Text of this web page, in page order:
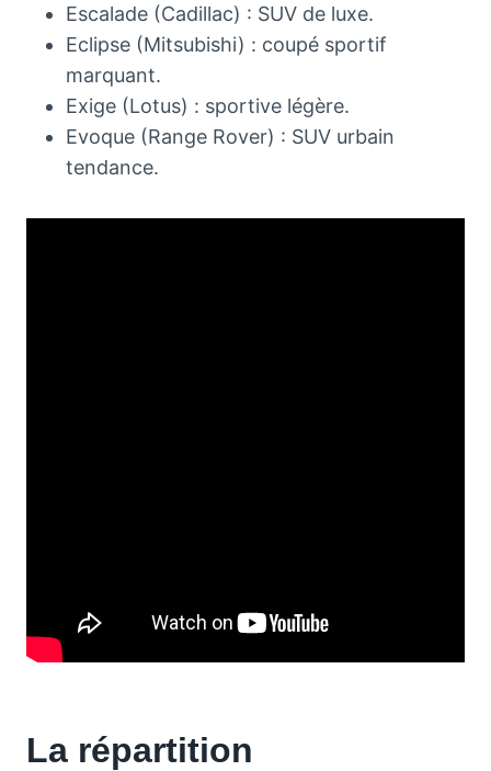
Escalade (Cadillac) : SUV de luxe.
Eclipse (Mitsubishi) : coupé sportif
marquant.
Exige (Lotus) : sportive légère.
Evoque (Range Rover) : SUV urbain
tendance.
La répartition